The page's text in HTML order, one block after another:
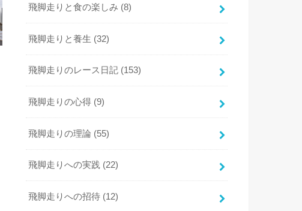
飛脚走りと食の楽しみ (8)
飛脚走りと養生 (32)
飛脚走りのレース日記 (153)
飛脚走りの心得 (9)
飛脚走りの理論 (55)
飛脚走りへの実践 (22)
飛脚走りへの招待 (12)